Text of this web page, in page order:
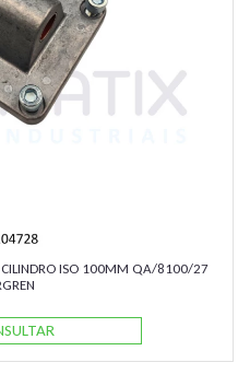
CILINDRO ISO 100MM QA/8100/27